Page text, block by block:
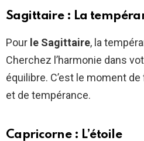
Sagittaire : La
Pour le Sagittaire, la
Cherchez l’harmonie dans
équilibre. C’est le moment
et de tempérance.
Capricorne : L’étoile